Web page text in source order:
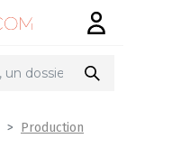
Production